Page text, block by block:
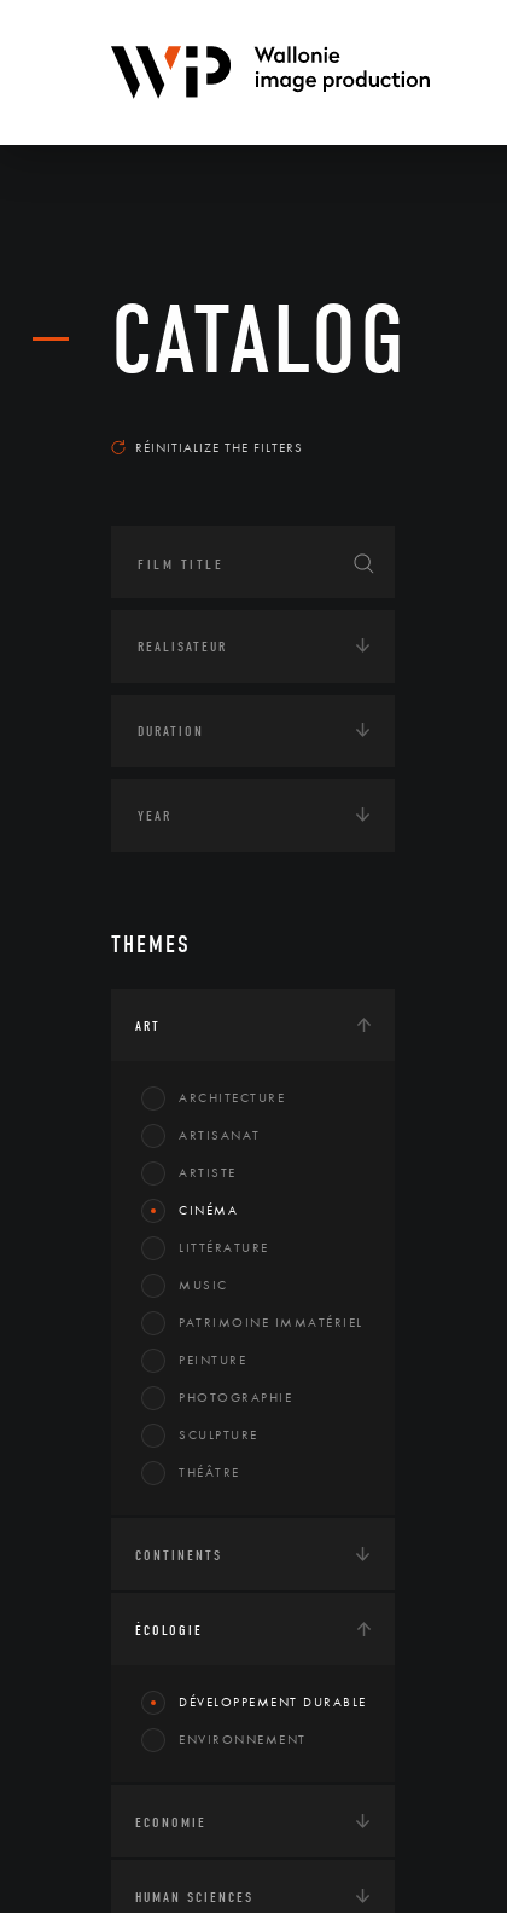
CATALOG
RÉINITIALIZE THE FILTERS
THEMES
ART
ARCHITECTURE
ARTISANAT
ARTISTE
CINÉMA
LITTÉRATURE
MUSIC
PATRIMOINE IMMATÉRIEL
PEINTURE
PHOTOGRAPHIE
SCULPTURE
THÉÂTRE
CONTINENTS
ÉCOLOGIE
DÉVELOPPEMENT DURABLE
ENVIRONNEMENT
ECONOMIE
HUMAN SCIENCES